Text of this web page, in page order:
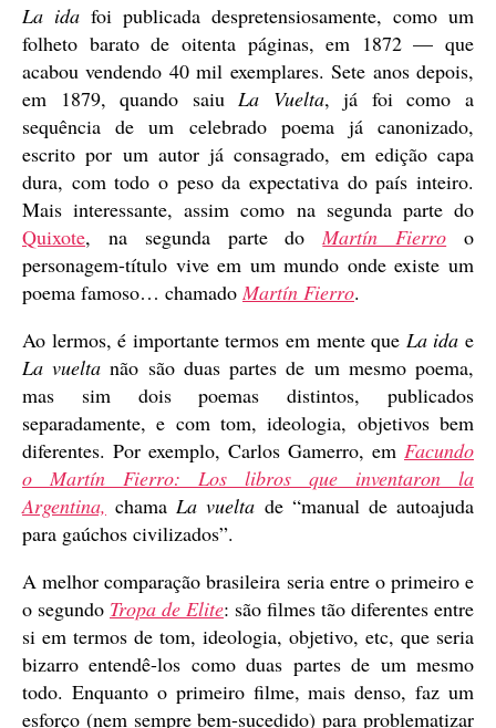
La ida foi publicada despretensiosamente, como um
folheto barato de oitenta páginas, em 1872 — que
acabou vendendo 40 mil exemplares. Sete anos depois,
em 1879, quando saiuLa Vuelta, já foi como a
sequência de um celebrado poema já canonizado,
escrito por um autor já consagrado, em edição capa
dura, com todo o peso da expectativa do país inteiro.
Mais interessante, assim como na segunda parte do
Quixote, na segunda parte doMartín Fierro o
personagem-título vive em um mundo onde existe um
poema famoso… chamado Martín Fierro.
Ao lermos, é importante termos em mente que La ida e
La vuelta não são duas partes de um mesmo poema,
mas sim dois poemas distintos, publicados
separadamente, e com tom, ideologia, objetivos bem
diferentes. Por exemplo, Carlos Gamerro, em Facundo
o Martín Fierro: Los libros que inventaron la
Argentina, chamaLa vuelta de “manual de autoajuda
para gaúchos civilizados”.
A melhor comparação brasileira seria entre o primeiro e
o segundo Tropa de Elite: são filmes tão diferentes entre
si em termos de tom, ideologia, objetivo, etc, que seria
bizarro entendê-los como duas partes de um mesmo
todo. Enquanto o primeiro filme, mais denso, faz um
esforço (nem sempre bem-sucedido) para problematizar